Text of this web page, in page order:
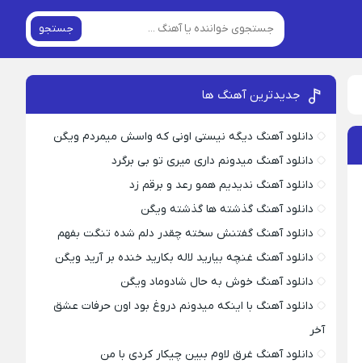
جستجو
جدیدترین آهنگ ها
دانلود آهنگ دیگه نیستی اونی که واسش میمردم ویگن
دانلود آهنگ میدونم داری میری تو بی برگرد
دانلود آهنگ ندیدیم همو رعد و برقم زد
دانلود آهنگ گذشته ها گذشته ویگن
دانلود آهنگ گفتنش سخته چقدر دلم شده تنگت بفهم
دانلود آهنگ غنچه بیارید لاله بکارید خنده بر آرید ویگن
دانلود آهنگ خوش به حال شادوماد ویگن
دانلود آهنگ با اینکه میدونم دروغ بود اون حرفات عشق
آخر
دانلود آهنگ غرق لاوم ببین چیکار کردی با من